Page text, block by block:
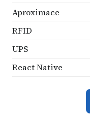
Aproximace
RFID
UPS
React Native